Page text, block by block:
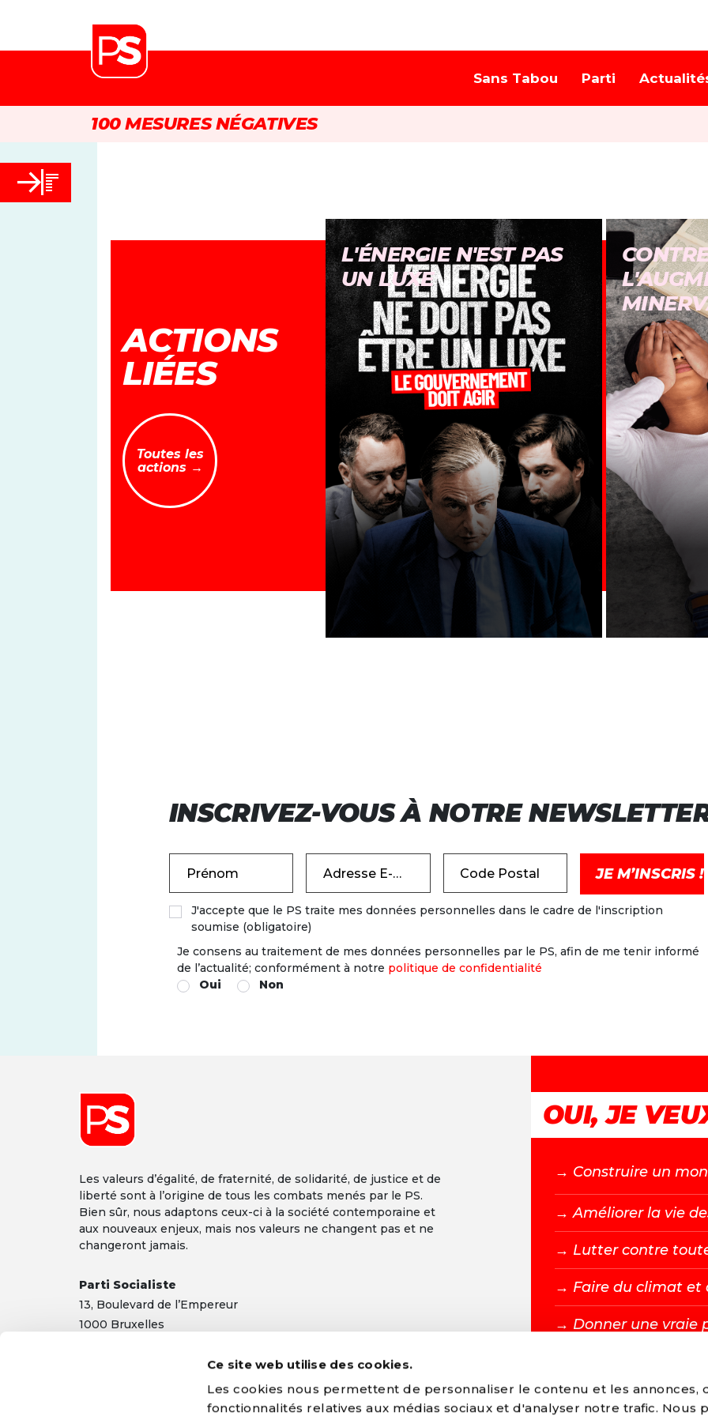
Ce site web utilise des cookies.
Les cookies nous permettent de personnaliser le contenu et les annonces,
fonctionnalités relatives aux médias sociaux et d'analyser notre trafic. Nous
Sans Tabou Parti
100 MESURES NÉGATIVES
+
-
ACTIONS
LIÉES
Toutes les
actions →
L'ÉNERGIE N'EST PAS
UN LUXE
INSCRIVEZ-VOUS À NOTRE
Prénom Adresse E-mail Code Postal
J'accepte que le PS traite mes données personnelles dans le cadre de l'inscription
soumise (obligatoire)
Je consens au traitement de mes données personnelles par le PS, afin de me tenir informé
de l’actualité; conformément à notre politique de confidentialité
Oui
Non
Les valeurs d’égalité, de fraternité, de solidarité, de justice et de
liberté sont à l’origine de tous les combats menés par le PS.
Bien sûr, nous adaptons ceux-ci à la société contemporaine et
aux nouveaux enjeux, mais nos valeurs ne changent pas et ne
changeront jamais.
Parti Socialiste
13, Boulevard de l’Empereur
1000 Bruxelles
Mentions légales |Confidentialité
OUI, JE
→ Construire un
→ Améliorer la vie
→ Lutter contre
→ Faire du climat et
→ Donner une vraie
DEVENIR